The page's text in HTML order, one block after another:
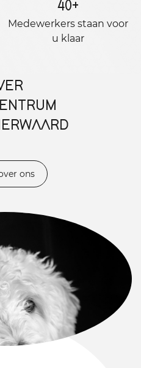
40+
Medewerkers staan ​​voor
u klaar
ons